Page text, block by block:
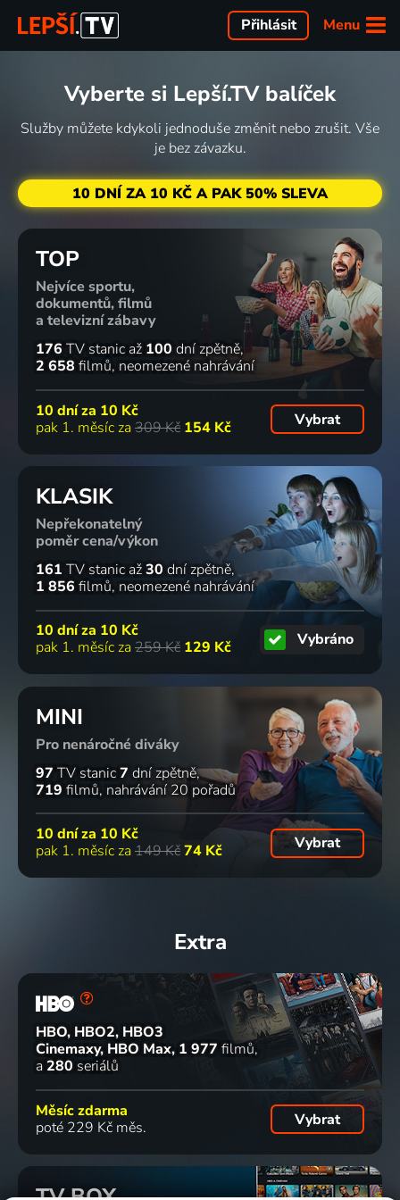
Menu
Přihlásit
Vyberte si Lepší.TV balíček
Služby můžete kdykoli jednoduše změnit nebo zrušit. Vše
je bez závazku.
10 DNÍ ZA 10 KČ A PAK 50% SLEVA
TOP
Nejvíce sportu,
dokumentů, filmů
a televizní zábavy
176 TV stanic až 100 dní zpětně
2 658 filmů neomezené nahrávání
10 dní za 10 Kč
pak 1. měsíc za 309 Kč 154 Kč Vybrat
KLASIK
Nepřekonatelný
poměr cena/výkon
161 TV stanic až30 dní zpětně
1 856 filmů neomezené nahrávání
10 dní za 10 Kč
pak 1. měsíc za 259 Kč 129 Kč Vybráno
MINI
Pro nenáročné diváky
97 TV stanic7 dní zpětně
719 filmů nahrávání 20 pořadů
10 dní za 10 Kč
pak 1. měsíc za 149 Kč74 Kč Vybrat
Extra
HBO, HBO2, HBO3
Cinemaxy, HBO Max 1 977 filmů
a 280 seriálů
Měsíc zdarma
poté 229 Kč měs.
Vybrat